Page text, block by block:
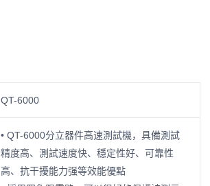
QT-6000
• QT-6000分立器件高速測試機，具備測試
精度高、測試速度快、穩定性好、可靠性
高、抗干擾能力强等效能優點